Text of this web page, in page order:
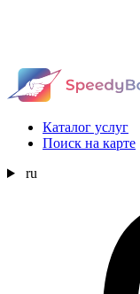
Каталог услуг
Поиск на карте
ru